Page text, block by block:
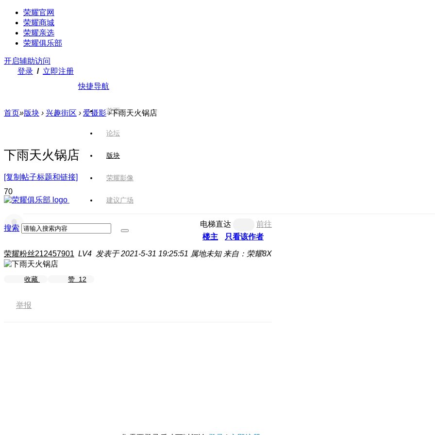
荣耀官网
荣耀商城
荣耀亲选
荣耀俱乐部
开启辅助访问
登录 / 立即注册
快捷导航
首页
论坛
版块
荣耀影像
建议广场
搜索
首页»版块 › 兴趣街区 › 爱摄影 ›下雨天火锅店
下雨天火锅店
[复制帖子标题和链接]
70
电梯直达
前往
楼主
只看该作者
荣耀粉丝212457901 LV4 发表于 2021-5-31 19:25:51 属地未知 来自：荣耀8X
收藏 赞 12
举报